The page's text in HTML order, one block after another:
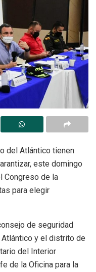
del Atlántico tienen
este domingo
Congreso de la
para elegir
de seguridad
y el distrito de
del Interior
de la Oficina para la